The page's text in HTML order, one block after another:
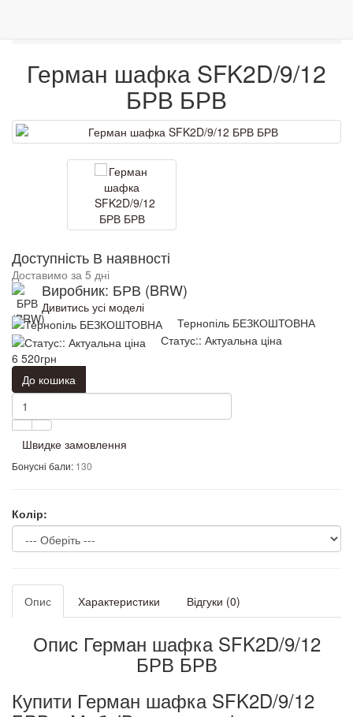
Герман шафка SFK2D/9/12
БРВ БРВ
Доступність В наявності
Доставимо за 5 дні
Виробник: БРВ (BRW)
Дивитись усі моделі
Тернопіль БЕЗКОШТОВНА
Статус:: Актуальна ціна
6 520грн
До кошика
Швидке замовлення
Бонусні бали: 130
Колір:
Опис Характеристики Відгуки (0)
Опис Герман шафка SFK2D/9/12
БРВ БРВ
Купити Герман шафка SFK2D/9/12